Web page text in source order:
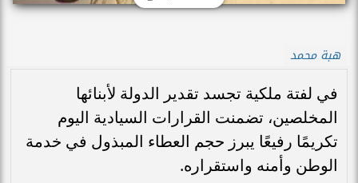
هبة محمد
في لفتة ملكية تجسد تقدير الدولة لأبنائها
المخلصين، تضمنت القرارات السيادية اليوم
تكريمًا رفيعًا يبرز حجم العطاء المبذول في خدمة
الوطن وأمنه واستقراره.